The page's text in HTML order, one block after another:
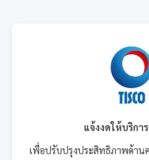
แจ้งงดให้บริกา
เพื่อปรับปรุงประสิทธิภาพด้าน